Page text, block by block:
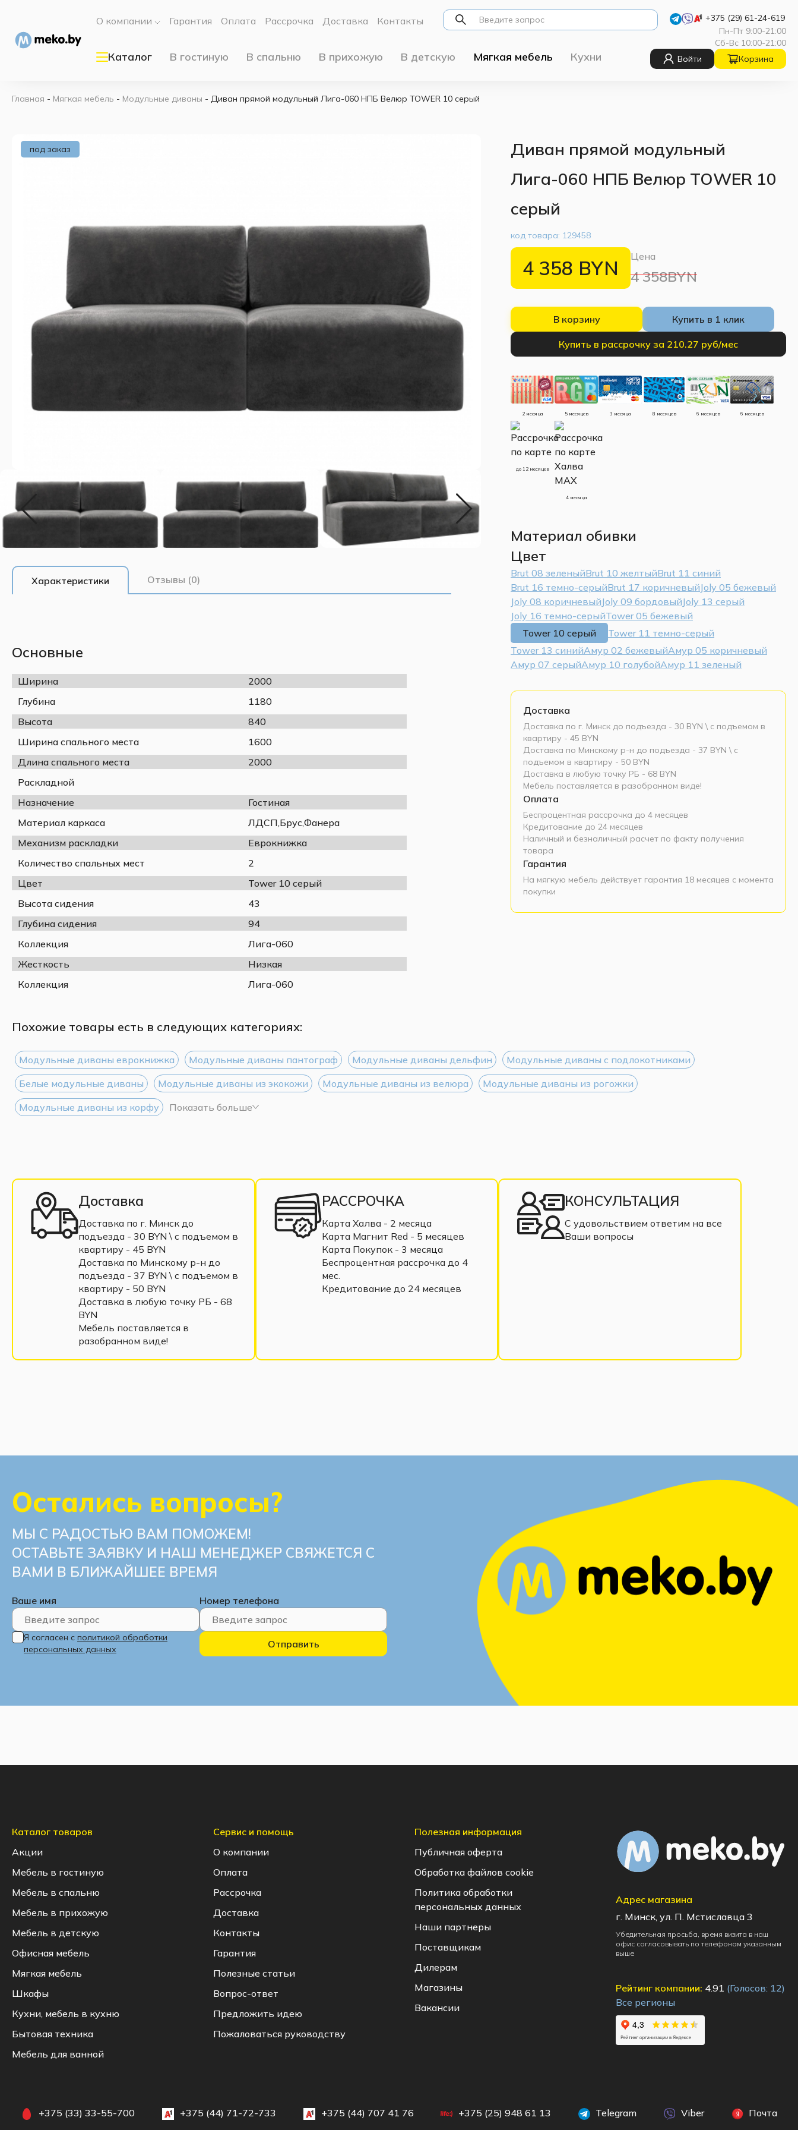
О компании Гарантия Оплата Рассрочка Доставка Контакты
+375 (29) 61-24-619
Пн-Пт 9:00-21:00
Сб-Вс 10:00-21:00
Каталог В гостиную В спальню В прихожую В детскую Мягкая мебель Кухни Войти Корзина
Главная - Мягкая мебель - Модульные диваны - Диван прямой модульный Лига-060 НПБ Велюр TOWER 10 серый
под заказ
Характеристики Отзывы (0)
Основные
Ширина
2000
Глубина
1180
Высота
840
Ширина спального места
1600
Длина спального места
2000
Раскладной
Назначение
Гостиная
Материал каркаса
ЛДСП,Брус,Фанера
Механизм раскладки
Еврокнижка
Количество спальных мест
2
Цвет
Tower 10 серый
Высота сидения
43
Глубина сидения
94
Коллекция
Лига-060
Жесткость
Низкая
Коллекция
Лига-060
Диван прямой модульный
Лига-060 НПБ Велюр TOWER 10
серый
код товара: 129458
4 358 BYN Цена
4 358BYN
В корзину Купить в 1 клик
Купить в рассрочку за 210.27 руб/мес
2 месяца 5 месяцев 3 месяца 8 месяцев 6 месяцев 6 месяцев
до 12 месяцев
4 месяца
Материал обивки
Цвет
Brut 08 зеленыйBrut 10 желтыйBrut 11 синий
Brut 16 темно-серыйBrut 17 коричневыйJoly 05 бежевый
Joly 08 коричневыйJoly 09 бордовыйJoly 13 серый
Joly 16 темно-серыйTower 05 бежевый
Tower 10 серый
Tower 11 темно-серый
Tower 13 синийАмур 02 бежевыйАмур 05 коричневый
Амур 07 серыйАмур 10 голубойАмур 11 зеленый
Доставка
Доставка по г. Минск до подъезда - 30 BYN \ c подъемом в
квартиру - 45 BYN
Доставка по Минскому р-н до подъезда - 37 BYN \ c
подъемом в квартиру - 50 BYN
Доставка в любую точку РБ - 68 BYN
Мебель поставляется в разобранном виде!
Оплата
Беспроцентная рассрочка до 4 месяцев
Кредитование до 24 месяцев
Наличный и безналичный расчет по факту получения
товара
Гарантия
На мягкую мебель действует гарантия 18 месяцев с момента
покупки
Похожие товары есть в следующих категориях:
Модульные диваны еврокнижка Модульные диваны пантограф Модульные диваны дельфин
Модульные диваны с подлокотниками
Белые модульные диваны
Модульные диваны из экокожи Модульные диваны из велюра
Модульные диваны из рогожки
Модульные диваны из корфу
Показать больше
Доставка
Доставка по г. Минск до
подъезда - 30 BYN \ c подъемом в
квартиру - 45 BYN
Доставка по Минскому р-н до
подъезда - 37 BYN \ c подъемом в
квартиру - 50 BYN
Доставка в любую точку РБ - 68
BYN
Мебель поставляется в
разобранном виде!
РАССРОЧКА
Карта Халва - 2 месяца
Карта Магнит Red - 5 месяцев
Карта Покупок - 3 месяца
Беспроцентная рассрочка до 4
мес.
Кредитование до 24 месяцев
КОНСУЛЬТАЦИЯ
С удовольствием ответим на все
Ваши вопросы
Остались вопросы?
МЫ С РАДОСТЬЮ ВАМ ПОМОЖЕМ!
ОСТАВЬТЕ ЗАЯВКУ И НАШ МЕНЕДЖЕР СВЯЖЕТСЯ С
ВАМИ В БЛИЖАЙШЕЕ ВРЕМЯ
Ваше имя Номер телефона
Я согласен с политикой обработки
персональных данных
Отправить
Каталог товаров
Акции
Мебель в гостиную
Мебель в спальню
Мебель в прихожую
Мебель в детскую
Офисная мебель
Мягкая мебель
Шкафы
Кухни, мебель в кухню
Бытовая техника
Мебель для ванной
Сервис и помощь
О компании
Оплата
Рассрочка
Доставка
Контакты
Гарантия
Полезные статьи
Вопрос-ответ
Предложить идею
Пожаловаться руководству
Полезная информация
Публичная оферта
Обработка файлов cookie
Политика обработки
персональных данных
Наши партнеры
Поставщикам
Дилерам
Магазины
Вакансии
Адрес магазина
г. Минск, ул. П. Мстиславца 3
Убедительная просьба, время визита в наш
офис согласовывать по телефонам указанным
выше
Рейтинг компании: 4.91 (Голосов: 12)
Все регионы
+375 (33) 33-55-700 +375 (44) 71-72-733 +375 (44) 707 41 76 +375 (25) 948 61 13 Telegram Viber Почта